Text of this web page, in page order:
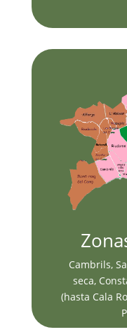
Cambrils,
seca,
(hasta Cala